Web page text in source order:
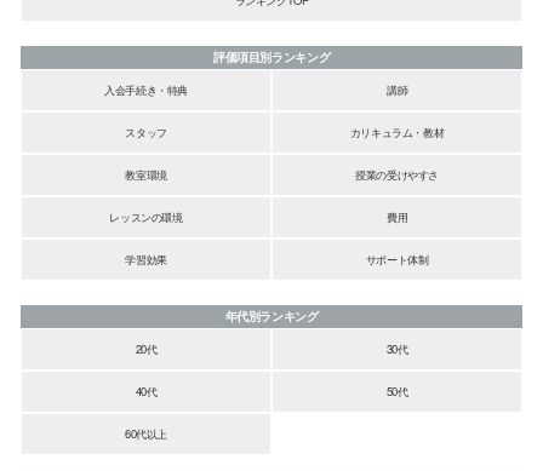
評価項目別ランキング
入会手続き・特典
講師
スタッフ カリキュラム・教材
教室環境 授業の受けやすさ
レッスンの環境 費用
学習効果 サポート体制
年代別ランキング
20代
30代
40代 50代
60代以上